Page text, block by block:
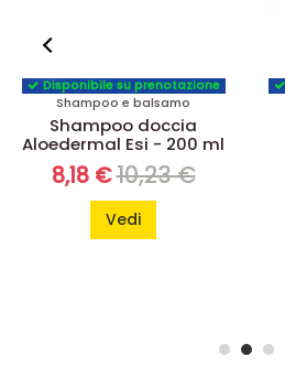
Disponibile su prenotazione
Shampoo e balsamo
Shampoo doccia
Aloedermal Esi - 200 ml
8,18 €10,23 €
Vedi